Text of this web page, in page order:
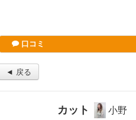
口コミ
◄ 戻る
カット 小野